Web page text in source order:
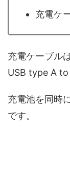
充電ケ
充電ケーブル
USB type A to
充電池を同時
です。